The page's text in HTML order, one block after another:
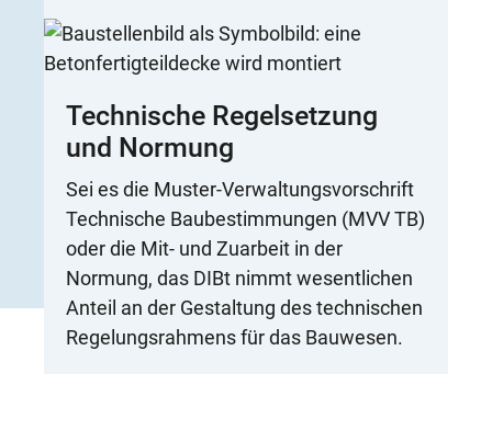
Technische Regelsetzung
und Normung
Sei es die Muster-Verwaltungsvorschrift
Technische Baubestimmungen (MVV TB)
oder die Mit- und Zuarbeit in der
Normung, das DIBt nimmt wesentlichen
Anteil an der Gestaltung des technischen
Regelungsrahmens für das Bauwesen.